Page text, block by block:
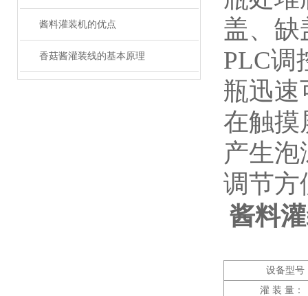
酱料灌装机的优点
香菇酱灌装线的基本原理
盖、缺
PLC调
瓶迅速
在触摸
产生
调节方
酱料
设备型号
灌 装 量 ：